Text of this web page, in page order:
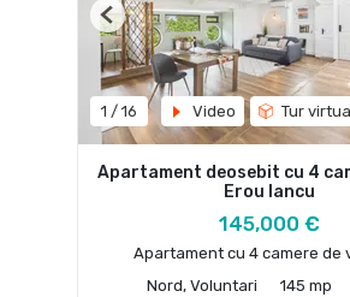
1 / 16 Video Tur
Previous
Apartament deosebit cu 4
Erou Iancu
145,000 €
Apartament cu 4 camere de
Nord, Voluntari
145 mp